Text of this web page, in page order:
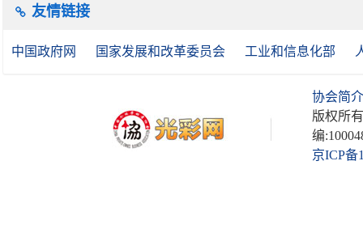
友情链接
中国政府网 国家发展和改革委员会 工业和信息化部
协会简介
版权所
编
京ICP备